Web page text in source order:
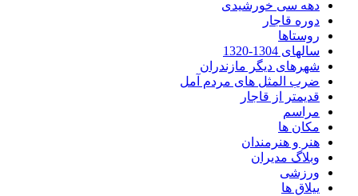
دهه سی خورشیدی
دوره قاجار
روستاها
سالهای 1304-1320
شهرهای دیگر مازندران
ضرب المثل های مردم آمل
قدیمتر از قاجار
مراسم
مکان ها
هنر و هنرمندان
وبلاگ مدیران
ورزشی
ییلاق ها